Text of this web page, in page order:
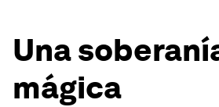
Una
mágica